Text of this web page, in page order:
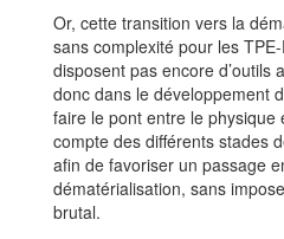
Or, cette transition vers la
sans complexité pour les
disposent pas encore d’outils
donc dans le développement
faire le pont entre le physique
compte des différents stades
afin de favoriser un passage
dématérialisation, sans
brutal.